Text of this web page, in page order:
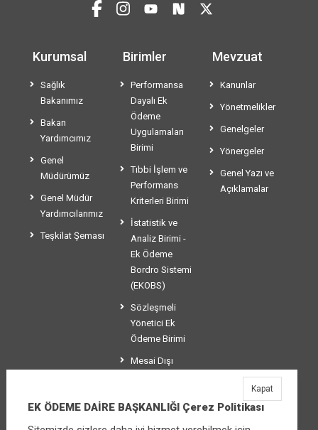
Kurumsal
Sağlık
Bakanımız
Bakan
Yardımcımız
Genel
Müdürümüz
Genel Müdür
Yardımcılarımız
Teşkilat Şeması
Birimler
Performansa
Dayalı Ek
Ödeme
Uygulamaları
Birimi
Tıbbi İşlem ve
Performans
Kriterleri Birimi
İstatistik ve
Analiz Birimi -
Ek Ödeme
Bordro Sistemi
(EKOBS)
Sözleşmeli
Yönetici Ek
Ödeme Birimi
Mesai Dışı
Mevzuat
Kanunlar
Yönetmelikler
Genelgeler
Yönergeler
Genel Yazı ve
Açıklamalar
EK ÖDEME DAİRE BAŞKANLIĞI Çerez Politikası
Kapat